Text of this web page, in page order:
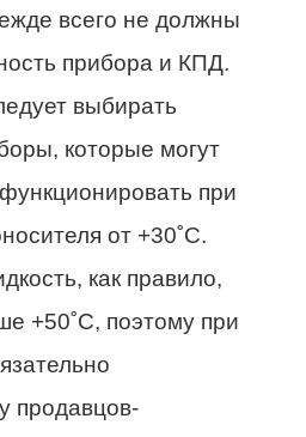
всего не должны
прибора и КПД.
выбирать
которые могут
при
от +30˚С.
как правило,
+50˚С, поэтому при
продавцов-